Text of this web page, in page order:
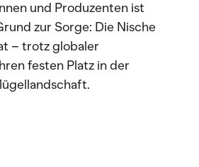
und Produzenten ist
zur Sorge: Die Nische
– trotz globaler
festen Platz in der